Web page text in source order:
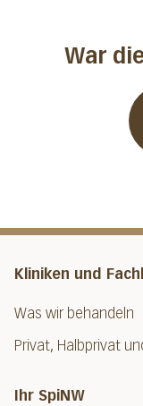
War
Kliniken und
Was wir behandeln
Privat, Halbprivat
Ihr SpiNW